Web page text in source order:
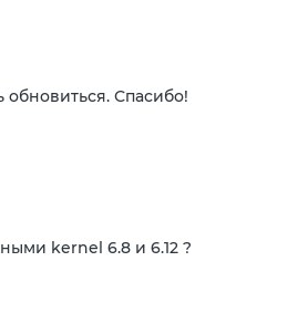
обновиться. Спасибо!
kernel 6.8 и 6.12 ?